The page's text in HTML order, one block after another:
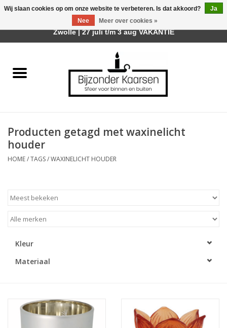
Räder Design Stories
Geurkaarsen
Tafelhaarden
Kaarsenhouders
LED Kaarsen
Relatiegeschenken & Bedankjes
Producten getagd met waxinelicht
houder
HOME/TAGS/WAXINELICHT HOUDER
Kleur
Materiaal
Wij slaan cookies op om onze website te verbeteren. Is dat akkoord?
Ja
Nee
Meer over cookies »
Afhalen is mogelijk bij mijn winkel Trotz | Belvederelaan 107
Zwolle | 27 juli t/m 3 aug VAKANTIE